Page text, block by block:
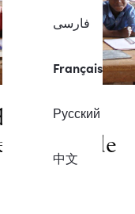
فارسی
Français
Русский
中文
temps de